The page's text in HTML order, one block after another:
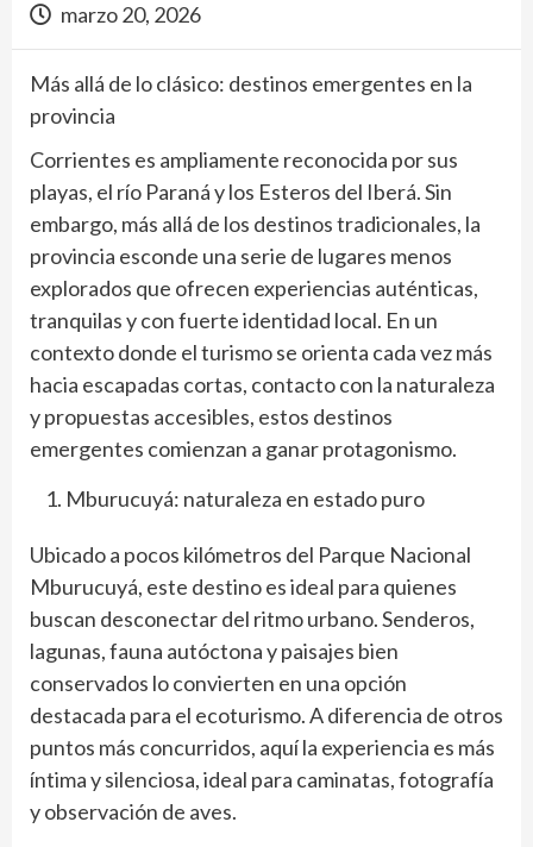
marzo 20, 2026
Más allá de lo clásico: destinos emergentes en la
provincia
Corrientes es ampliamente reconocida por sus
playas, el río Paraná y los Esteros del Iberá. Sin
embargo, más allá de los destinos tradicionales, la
provincia esconde una serie de lugares menos
explorados que ofrecen experiencias auténticas,
tranquilas y con fuerte identidad local. En un
contexto donde el turismo se orienta cada vez más
hacia escapadas cortas, contacto con la naturaleza
y propuestas accesibles, estos destinos
emergentes comienzan a ganar protagonismo.
Mburucuyá: naturaleza en estado puro
Ubicado a pocos kilómetros del Parque Nacional
Mburucuyá, este destino es ideal para quienes
buscan desconectar del ritmo urbano. Senderos,
lagunas, fauna autóctona y paisajes bien
conservados lo convierten en una opción
destacada para el ecoturismo. A diferencia de otros
puntos más concurridos, aquí la experiencia es más
íntima y silenciosa, ideal para caminatas, fotografía
y observación de aves.